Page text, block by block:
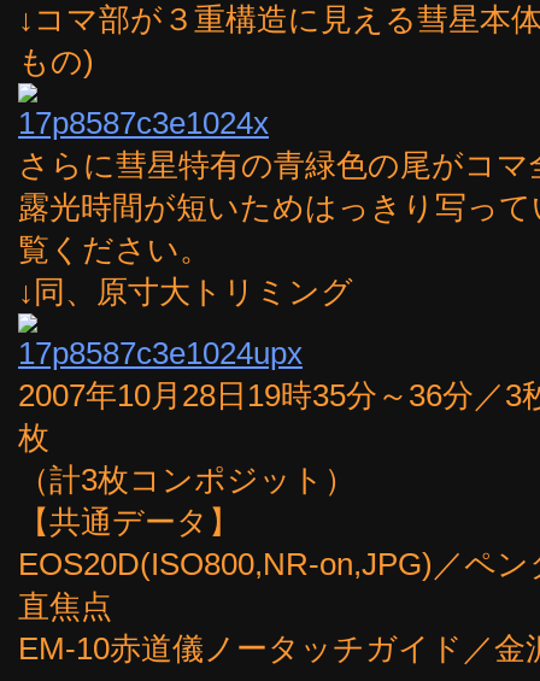
↓コマ部が３重構造に見える彗星本
もの)
さらに彗星特有の青緑色の尾がコ
露光時間が短いためはっきり写っ
覧ください。
↓同、原寸大トリミング
2007年10月28日19時35分～36分／
枚
（計3枚コンポジット）
【共通データ】
EOS20D(ISO800,NR-on,JPG)／ペ
直焦点
EM-10赤道儀ノータッチガイド／金